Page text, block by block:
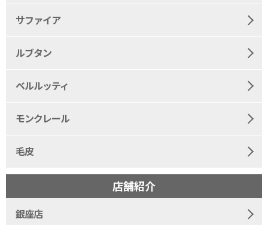
サファイア
ルブタン
ベルルッティ
モンクレール
毛皮
店舗紹介
銀座店